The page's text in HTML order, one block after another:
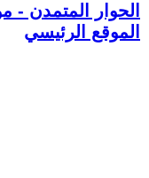
الحوار المتمدن -
الموقع الرئيسي